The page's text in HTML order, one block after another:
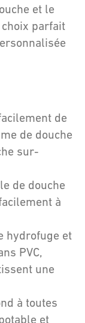
et le
parfait
de
de douche
sur-
de douche
à
hydrofuge et
PVC,
une
à toutes
et